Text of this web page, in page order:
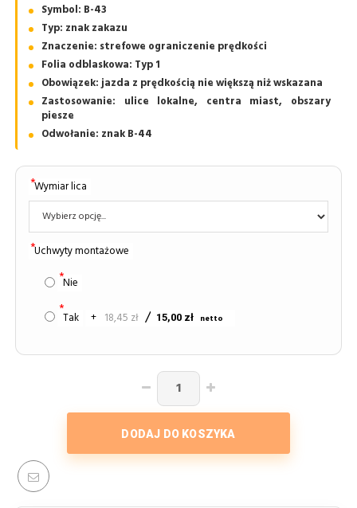
Symbol: B-43
Typ: znak zakazu
Znaczenie: strefowe ograniczenie prędkości
Folia odblaskowa: Typ 1
Obowiązek: jazda z prędkością nie większą niż wskazana
Zastosowanie: ulice lokalne, centra miast, obszary
piesze
Odwołanie: znak B-44
Wymiar lica
Uchwyty montażowe
Nie
Tak + 18,45 zł 15,00 zł
DODAJ DO KOSZYKA